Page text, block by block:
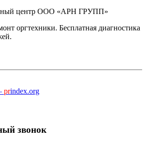
центр ООО «АРН ГРУПП»
оргтехники. Бесплатная диагностика
prindex.org
звонок